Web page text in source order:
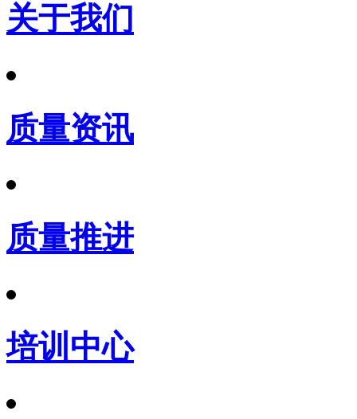
关于我们
质量资讯
质量推进
培训中心